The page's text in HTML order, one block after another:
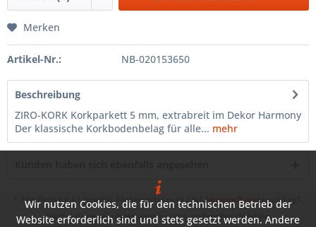
Merken
Artikel-Nr.: NB-020153650
Beschreibung
ZIRO-KORK Korkparkett 5 mm, extrabreit im Dekor Harmony
Der klassische Korkbodenbelag für alle... mehr
* Alle Preise inkl. gesetzl. Mehrwertsteuer zzgl.Versandkosten und ggf.
Nachnahmegebühren, wenn nicht anders beschrieben
Wir nutzen Cookies, die für den technischen Betrieb der
Website erforderlich sind und stets gesetzt werden. Andere